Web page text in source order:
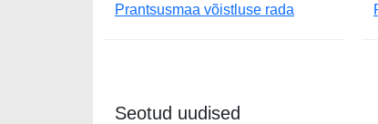
Prantsusmaa võistluse rada
Seotud uudised